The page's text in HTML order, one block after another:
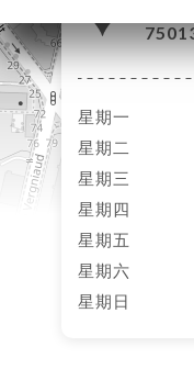
星期一
星期二
星期三
星期四
星期五
星期六
星期日